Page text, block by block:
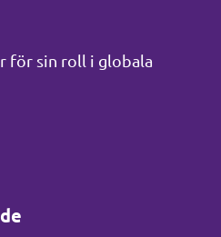
för sin roll i globala